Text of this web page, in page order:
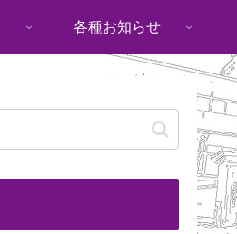
各種お知らせ